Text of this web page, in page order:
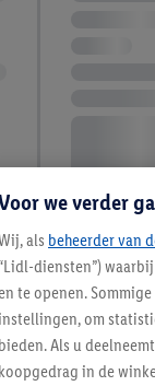
we verder
als beheerder van
diensten”)
te openen.
om
bieden. Als u
koopgedrag in de